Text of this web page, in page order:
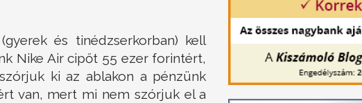
és tinédzserkorban) kell
Nike Air cipőt 55 ezer forintért,
ki az ablakon a pénzünk
van, mert mi nem szórjuk el a